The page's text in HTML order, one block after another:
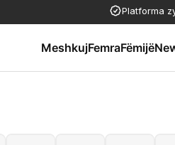
Platforma
MeshkujFemraFëmijë